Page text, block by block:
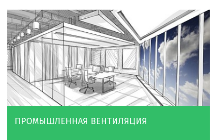
ПРОМЫШЛЕННАЯ ВЕНТИЛЯЦИЯ